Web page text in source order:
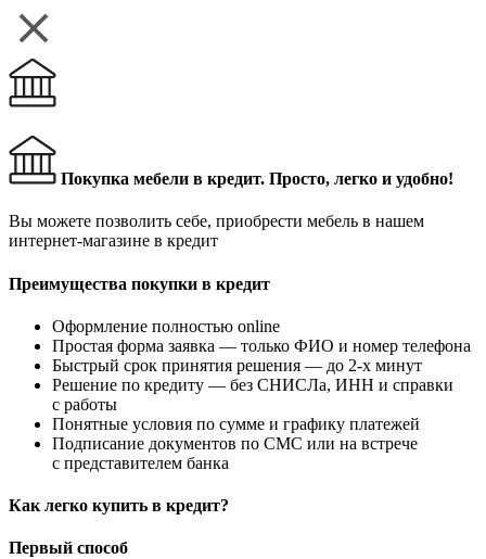
Покупка мебели в кредит. Просто, легко и удобно!
Вы можете позволить себе, приобрести мебель в нашем
интернет-магазине в кредит
Преимущества покупки в кредит
Оформление полностью online
Простая форма заявка — только ФИО и номер телефона
Быстрый срок принятия решения — до 2-х минут
Решение по кредиту — без СНИСЛа, ИНН и справки
с работы
Понятные условия по сумме и графику платежей
Подписание документов по СМС или на встрече
с представителем банка
Как легко купить в кредит?
Первый способ